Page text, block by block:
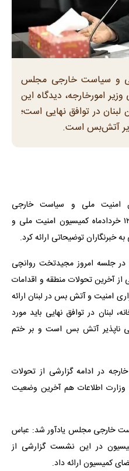
و سیاست خارجی مجلس
امورخارجه، دیدگاه این
لبنان در توافق نهایی است؛
آتش‌بس است.
امنیت ملی و سیاست خارجی
مجلس، درباره جلسه امروز سه‌شنبه ۱۲ خردادماه کمیسیون امنیت ملی و
توضیحاتی ارائه کرد.
در جلسه امروز مجیدتخت روانچی
از آخرین تحولات منطقه و اقدامات
امنیت و آتش بس در لبنان ارائه
لبنان در توافق نهایی باید مورد
ناپذیر آتش بس است و بر ختم
در ادامه گزارشی از تحولات
وزارت اطلاعات هم آخرین وضعیت
خارجی مجلس یادآور شد: عباس
در این نشست گزارشی از
کمیسیون ارائه داد.